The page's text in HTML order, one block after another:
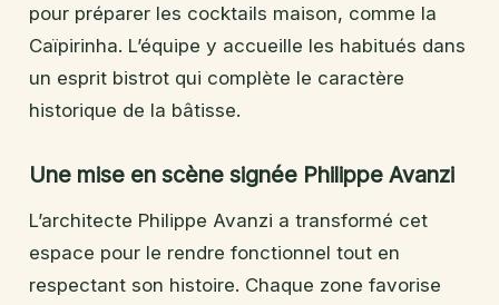
pour préparer les cocktails maison, comme la
Caïpirinha. L’équipe y accueille les habitués dans
un esprit bistrot qui complète le caractère
historique de la bâtisse.
Une mise en scène signée Philippe Avanzi
L’architecte Philippe Avanzi a transformé cet
espace pour le rendre fonctionnel tout en
respectant son histoire. Chaque zone favorise